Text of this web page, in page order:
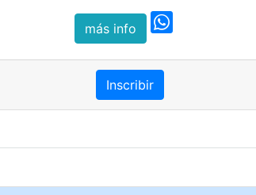
más info
Inscribir